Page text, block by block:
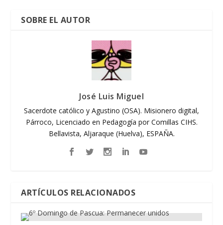
SOBRE EL AUTOR
José Luis Miguel
Sacerdote católico y Agustino (OSA). Misionero digital,
Párroco, Licenciado en Pedagogía por Comillas CIHS.
Bellavista, Aljaraque (Huelva), ESPAÑA.
ARTÍCULOS RELACIONADOS